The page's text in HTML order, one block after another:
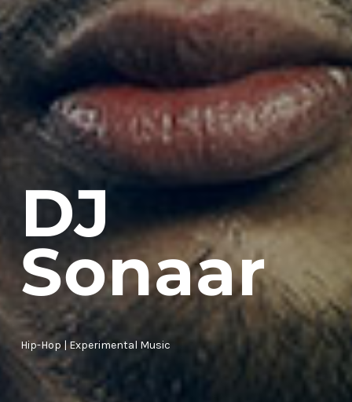
DJ
Sonaar
Hip-Hop | Experimental Music